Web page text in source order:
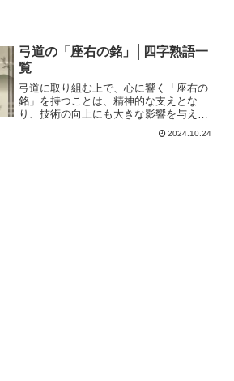
弓道の「座右の銘」│四字熟語一
覧
弓道に取り組む上で、心に響く「座右の
銘」を持つことは、精神的な支えとな
り、技術の向上にも大きな影響を与えま
く、礼儀や精神修養を重んじる武道であ
2024.10.24